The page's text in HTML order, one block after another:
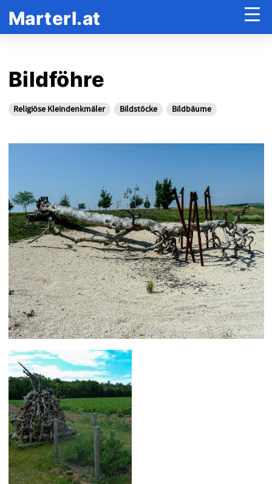
Marterl.at
Bildföhre
Religiöse Kleindenkmäler Bildstöcke Bildbäume